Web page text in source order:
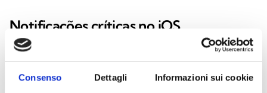
Consenso Dettagli Informazioni sui cookie
Notificações críticas no iOS
Com o suporte a notificações críticas no iOS, os eventos
notificações são recebidas mesmo com o dispositivo no